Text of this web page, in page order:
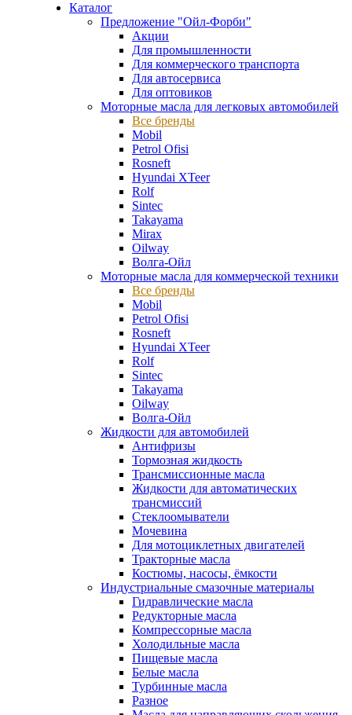
Каталог
Предложение "Ойл-Форби"
Акции
Для промышленности
Для коммерческого транспорта
Для автосервиса
Для оптовиков
Моторные масла для легковых автомобилей
Все бренды
Mobil
Petrol Ofisi
Rosneft
Hyundai XTeer
Rolf
Sintec
Takayama
Mirax
Oilway
Волга-Ойл
Моторные масла для коммерческой техники
Все бренды
Mobil
Petrol Ofisi
Rosneft
Hyundai XTeer
Rolf
Sintec
Takayama
Oilway
Волга-Ойл
Жидкости для автомобилей
Антифризы
Тормозная жидкость
Трансмиссионные масла
Жидкости для автоматических
трансмиссий
Стеклоомыватели
Мочевина
Для мотоциклетных двигателей
Тракторные масла
Костюмы, насосы, ёмкости
Индустриальные смазочные материалы
Гидравлические масла
Редукторные масла
Компрессорные масла
Холодильные масла
Пищевые масла
Белые масла
Турбинные масла
Разное